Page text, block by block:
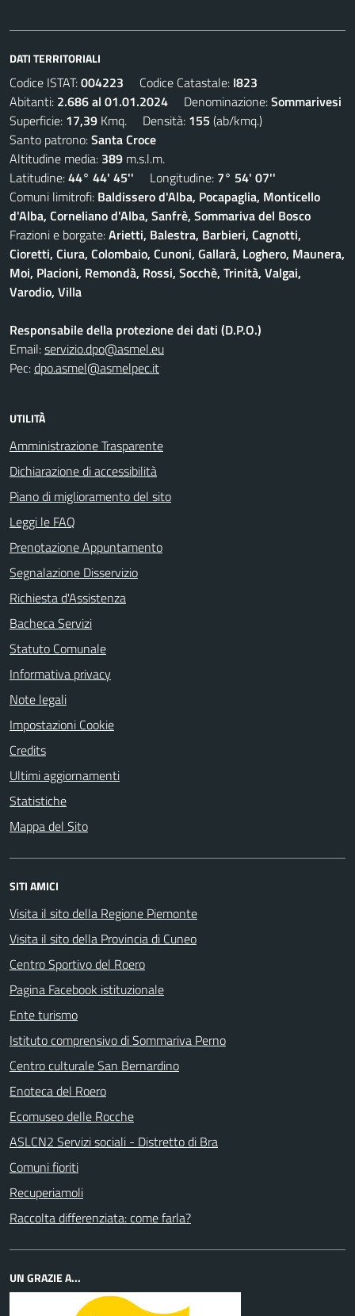
DATI TERRITORIALI
Codice ISTAT:004223 Codice Catastale: I823
Abitanti: 2.686 al 01.01.2024 Denominazione:Sommarivesi
Superficie: 17,39 Kmq. Densità: 155 (ab/kmq.)
Santo patrono:Santa Croce
Altitudine media: 389 m.s.l.m.
Latitudine:44° 44' 45'' Longitudine: 7° 54' 07''
Comuni limitrofi: Baldissero d'Alba, Pocapaglia, Monticello
d'Alba, Corneliano d'Alba, Sanfrè, Sommariva del Bosco
Frazioni e borgate:Arietti, Balestra, Barbieri, Cagnotti,
Cioretti, Ciura, Colombaio, Cunoni, Gallarà, Loghero, Maunera,
Moi, Placioni, Remondà, Rossi, Socchè, Trinità, Valgai,
Varodio, Villa
Responsabile della protezione dei dati (D.P.O.)
Email:servizio.dpo@asmel.eu
Pec:dpo.asmel@asmelpec.it
UTILITÀ
Amministrazione Trasparente
Dichiarazione di accessibilità
Piano di miglioramento del sito
Leggi le FAQ
Prenotazione Appuntamento
Segnalazione Disservizio
Richiesta d'Assistenza
Bacheca Servizi
Statuto Comunale
Informativa privacy
Note legali
Impostazioni Cookie
Credits
Ultimi aggiornamenti
Statistiche
Mappa del Sito
SITI AMICI
Visita il sito della Regione Piemonte
Visita il sito della Provincia di Cuneo
Centro Sportivo del Roero
Pagina Facebook istituzionale
Ente turismo
Istituto comprensivo di Sommariva Perno
Centro culturale San Bernardino
Enoteca del Roero
Ecomuseo delle Rocche
ASLCN2 Servizi sociali - Distretto di Bra
Comuni fioriti
Recuperiamoli
Raccolta differenziata: come farla?
UN GRAZIE A...